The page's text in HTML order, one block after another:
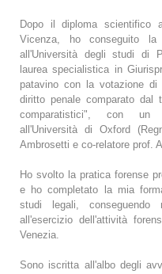
Dopo il diploma scientifico
Vicenza, ho conseguito
all'Università degli studi di
laurea specialistica in
patavino con la votazione
diritto penale comparato dal
comparatistici", con un
all'Università di Oxford
Ambrosetti e co-relatore prof.
Ho svolto la pratica forense
e ho completato la mia
studi legali, conseguendo
all'esercizio dell'attività
Venezia.
Sono iscritta all'albo degli